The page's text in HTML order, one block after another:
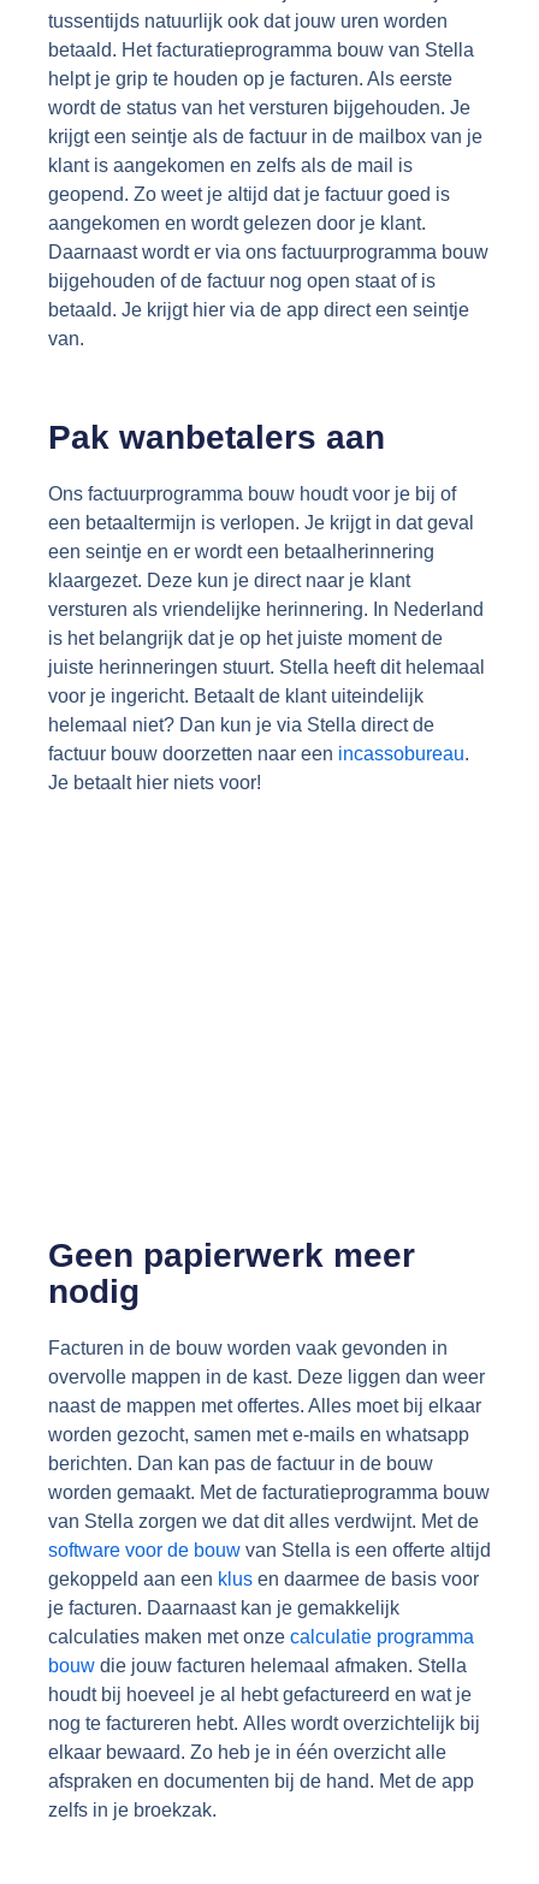
tussentijds natuurlijk ook dat jouw uren worden
betaald. Het facturatieprogramma bouw van Stella
helpt je grip te houden op je facturen. Als eerste
wordt de status van het versturen bijgehouden. Je
krijgt een seintje als de factuur in de mailbox van je
klant is aangekomen en zelfs als de mail is
geopend. Zo weet je altijd dat je factuur goed is
aangekomen en wordt gelezen door je klant.
Daarnaast wordt er via ons factuurprogramma bouw
bijgehouden of de factuur nog open staat of is
betaald. Je krijgt hier via de app direct een seintje
van.
Pak wanbetalers aan
Ons factuurprogramma bouw houdt voor je bij of
een betaaltermijn is verlopen. Je krijgt in dat geval
een seintje en er wordt een betaalherinnering
klaargezet. Deze kun je direct naar je klant
versturen als vriendelijke herinnering. In Nederland
is het belangrijk dat je op het juiste moment de
juiste herinneringen stuurt. Stella heeft dit helemaal
voor je ingericht. Betaalt de klant uiteindelijk
helemaal niet? Dan kun je via Stella direct de
factuur bouw doorzetten naar een incassobureau.
Je betaalt hier niets voor!
Geen papierwerk meer
nodig
Facturen in de bouw worden vaak gevonden in
overvolle mappen in de kast. Deze liggen dan weer
naast de mappen met offertes. Alles moet bij elkaar
worden gezocht, samen met e-mails en whatsapp
berichten. Dan kan pas de factuur in de bouw
worden gemaakt. Met de facturatieprogramma bouw
van Stella zorgen we dat dit alles verdwijnt. Met de
software voor de bouw van Stella is een offerte altijd
gekoppeld aan een klus en daarmee de basis voor
je facturen. Daarnaast kan je gemakkelijk
calculaties maken met onze calculatie programma
bouw die jouw facturen helemaal afmaken. Stella
houdt bij hoeveel je al hebt gefactureerd en wat je
nog te factureren hebt. Alles wordt overzichtelijk bij
elkaar bewaard. Zo heb je in één overzicht alle
afspraken en documenten bij de hand. Met de app
zelfs in je broekzak.